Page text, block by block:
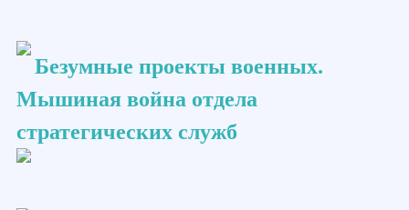
Безумные проекты военных.
Мышиная война отдела
стратегических служб